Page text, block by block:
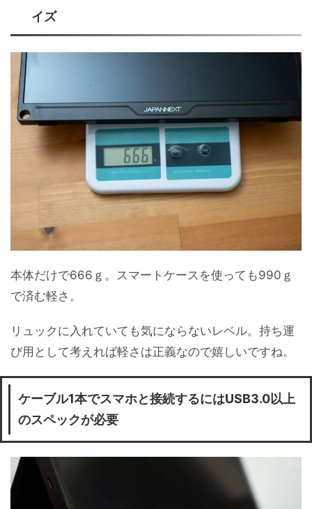
イズ
本体だけで666ｇ。スマートケースを使っても990ｇ
で済む軽さ。
リュックに入れていても気にならないレベル。持ち運
び用として考えれば軽さは正義なので嬉しいですね。
ケーブル1本でスマホと接続するにはUSB3.0以上
のスペックが必要